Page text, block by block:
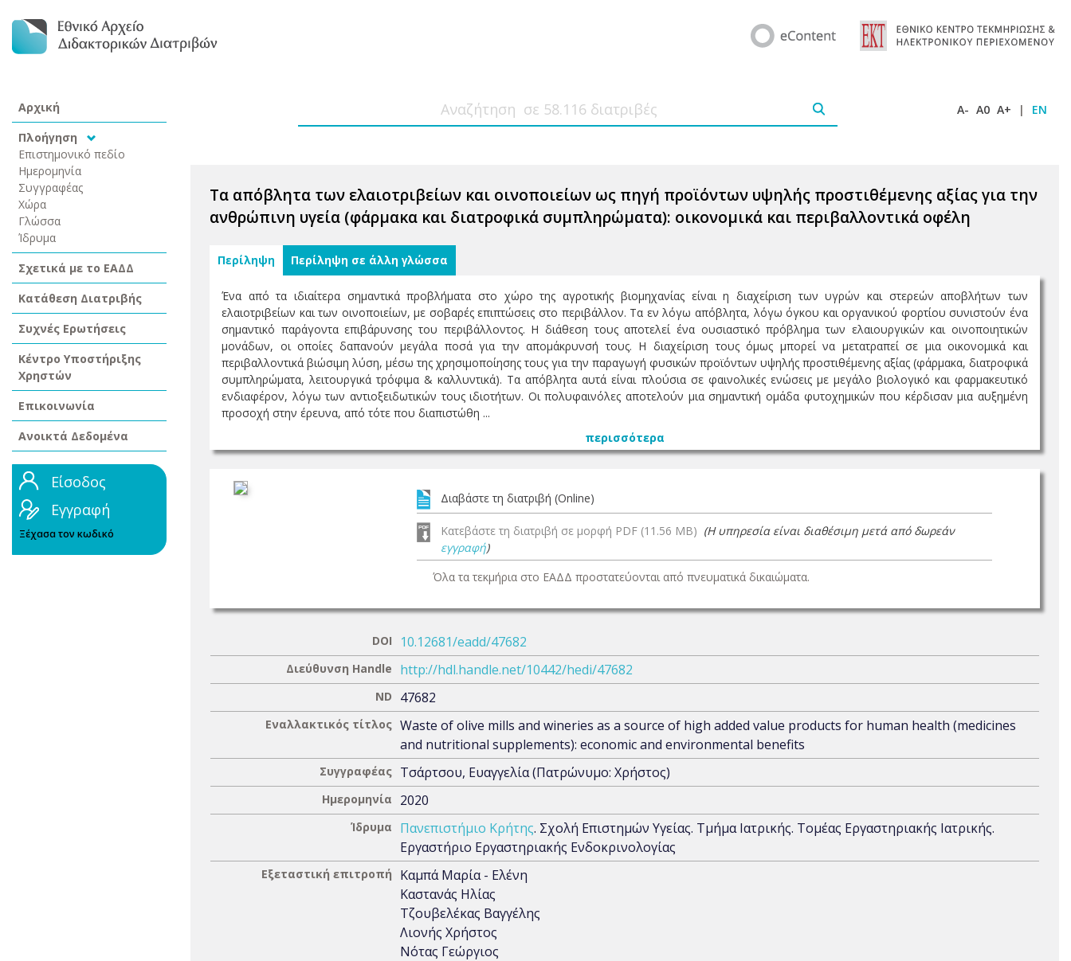
Αρχική
Πλοήγηση
Επιστημονικό πεδίο
Ημερομηνία
Συγγραφέας
Χώρα
Γλώσσα
Ίδρυμα
Σχετικά με το ΕΑΔΔ
Κατάθεση Διατριβής
Συχνές Ερωτήσεις
Κέντρο Υποστήριξης
Χρηστών
Επικοινωνία
Ανοικτά Δεδομένα
Είσοδος
Εγγραφή
Ξέχασα τον κωδικό
A- A0 A+ | EN
Τα απόβλητα των ελαιοτριβείων και οινοποιείων ως πηγή προϊόντων υψηλής προστιθέμενης αξίας για την
ανθρώπινη υγεία (φάρμακα και διατροφικά συμπληρώματα): οικονομικά και περιβαλλοντικά οφέλη
Περίληψη Περίληψη σε άλλη γλώσσα
Ένα από τα ιδιαίτερα σημαντικά προβλήματα στο χώρο της αγροτικής βιομηχανίας είναι η διαχείριση των υγρών και στερεών αποβλήτων των
ελαιοτριβείων και των οινοποιείων, με σοβαρές επιπτώσεις στο περιβάλλον. Τα εν λόγω απόβλητα, λόγω όγκου και οργανικού φορτίου συνιστούν ένα
σημαντικό παράγοντα επιβάρυνσης του περιβάλλοντος. Η διάθεση τους αποτελεί ένα ουσιαστικό πρόβλημα των ελαιουργικών και οινοποιητικών
μονάδων, οι οποίες δαπανούν μεγάλα ποσά για την απομάκρυνσή τους. Η διαχείριση τους όμως μπορεί να μετατραπεί σε μια οικονομικά και
περιβαλλοντικά βιώσιμη λύση, μέσω της χρησιμοποίησης τους για την παραγωγή φυσικών προϊόντων υψηλής προστιθέμενης αξίας (φάρμακα, διατροφικά
συμπληρώματα, λειτουργικά τρόφιμα & καλλυντικά). Τα απόβλητα αυτά είναι πλούσια σε φαινολικές ενώσεις με μεγάλο βιολογικό και φαρμακευτικό
ενδιαφέρον, λόγω των αντιοξειδωτικών τους ιδιοτήτων. Οι πολυφαινόλες αποτελούν μια σημαντική ομάδα φυτοχημικών που κέρδισαν μια αυξημένη
προσοχή στην έρευνα, από τότε που διαπιστώθη ...
περισσότερα
Διαβάστε τη διατριβή (Online)
Κατεβάστε τη διατριβή σε μορφή PDF (11.56 MB) (Η υπηρεσία είναι διαθέσιμη μετά από δωρεάν
εγγραφή)
Όλα τα τεκμήρια στο ΕΑΔΔ προστατεύονται από πνευματικά δικαιώματα.
DOI 10.12681/eadd/47682
Διεύθυνση Handle http://hdl.handle.net/10442/hedi/47682
ND 47682
Εναλλακτικός τίτλος Waste of olive mills and wineries as a source of high added value products for human health (medicines
and nutritional supplements): economic and environmental benefits
Συγγραφέας Τσάρτσου, Ευαγγελία (Πατρώνυμο: Χρήστος)
Ημερομηνία 2020
Ίδρυμα Πανεπιστήμιο Κρήτης. Σχολή Επιστημών Υγείας. Τμήμα Ιατρικής. Τομέας Εργαστηριακής Ιατρικής.
Εργαστήριο Εργαστηριακής Ενδοκρινολογίας
Εξεταστική επιτροπή
Καμπά Μαρία - Ελένη
Καστανάς Ηλίας
Τζουβελέκας Βαγγέλης
Λιονής Χρήστος
Νότας Γεώργιος